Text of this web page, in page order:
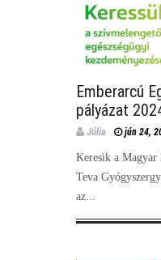
Emberarcú
pályázat
Júlia jún 24,
Keresik a Magyar
Teva
az...